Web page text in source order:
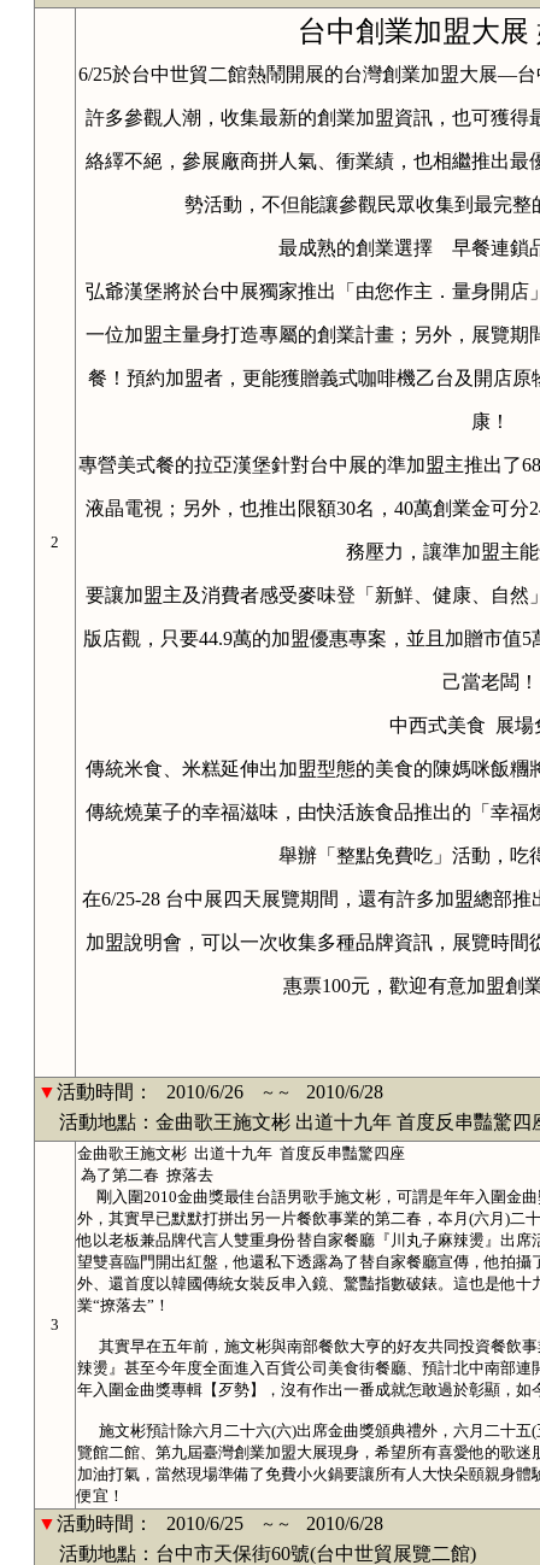
2
台中創業加盟大
6/25於台中世貿二館熱鬧開展的台灣創業加盟大展—
許多參觀人潮，收集最新的創業加盟資訊，也可獲
絡繹不絕，參展廠商拼人氣、衝業績，也相繼推出
勢活動，不但能讓參觀民眾收集到最完
最成熟的創業選擇 早餐連鎖
弘爺漢堡將於台中展獨家推出「由您作主．量身開
一位加盟主量身打造專屬的創業計畫；另外，展覽
餐！預約加盟者，更能獲贈義式咖啡機乙台及開店原
康！
專營美式餐的拉亞漢堡針對台中展的準加盟主推出了
液晶電視；另外，也推出限額30名，40萬創業金可
務壓力，讓準加盟主
要讓加盟主及消費者感受麥味登「新鮮、健康、自
版店觀，只要44.9萬的加盟優惠專案，並且加贈市值
己當老闆！
中西式美食 展場
傳統米食、米糕延伸出加盟型態的美食的陳媽咪飯
傳統燒菓子的幸福滋味，由快活族食品推出的「幸
舉辦「整點免費吃」活動，吃
在6/25-28 台中展四天展覽期間，還有許多加盟總部
加盟說明會，可以一次收集多種品牌資訊，展覽時間
惠票100元，歡迎有意加盟創
▼活動時間： 2010/6/26 ～～
2010/6/28
活動地點：金曲歌王施文彬 出道十九年 首度反串豔驚四
3
金曲歌王施文彬 出道十九年 首度反串豔驚四座
為了第二春 撩落去
剛入圍2010金曲獎最佳台語男歌手施文彬，可謂是年年入圍金
外，其實早已默默打拼出另一片餐飲事業的第二春，夲月(六月)二
他以老板兼品牌代言人雙重身份替自家餐廳『川丸子麻辣燙』出
望雙喜臨門開出紅盤，他還私下透露為了替自家餐廳宣傳，他拍
外、還首度以韓國傳統女裝反串入鏡、驚豔指數破錶。這也是他
業“撩落去”！
其實早在五年前，施文彬與南部餐飲大亨的好友共同投資餐飲
辣燙』甚至今年度全面進入百貨公司美食街餐廳、預計北中南部
年入圍金曲獎專輯【歹勢】，沒有作出一番成就怎敢過於彰顯，
施文彬預計除六月二十六(六)出席金曲獎頒典禮外，六月二十五
覽館二館、第九屆臺灣創業加盟大展現身，希望所有喜愛他的歌
加油打氣，當然現場準備了免費小火鍋要讓所有人大快朵頤親身
便宜！
▼活動時間： 2010/6/25 ～～
2010/6/28
活動地點：台中市天保街60號(台中世貿展覽二館)